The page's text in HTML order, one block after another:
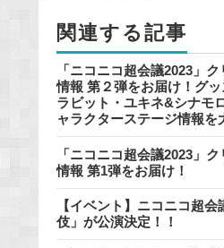
k
関連する記事
「ニコニコ超会議2023」
情報 第２弾をお届け！グ
ラビット・ユキネ&シナモ
ャラクターステージ情報を
「ニコニコ超会議2023」
情報 第1弾をお届け！
【イベント】ニコニコ超
伎」が公演決定！！